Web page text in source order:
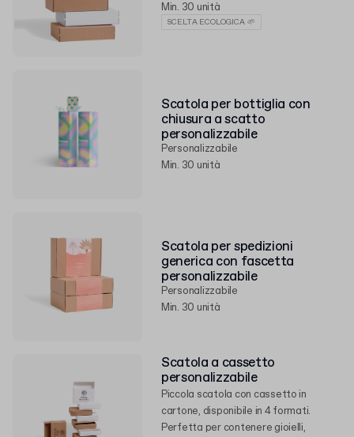
Min. 30 unità
SCELTA ECOLOGICA 🌱
Scatola per bottiglia con
chiusura a scatto
personalizzabile
Personalizzabile
Min. 30 unità
Scatola per spedizioni
generica con fascetta
personalizzabile
Personalizzabile
Min. 30 unità
Scatola a cassetto
personalizzabile
Piccola scatola con cassetto in
cartone, disponibile in 4 formati.
Perfetta per contenere gioielli,